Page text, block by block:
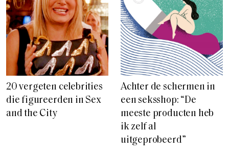
20 vergeten celebrities
die figureerden in Sex
and the City
Achter de schermen in
een seksshop: “De
meeste producten heb
ik zelf al
uitgeprobeerd”